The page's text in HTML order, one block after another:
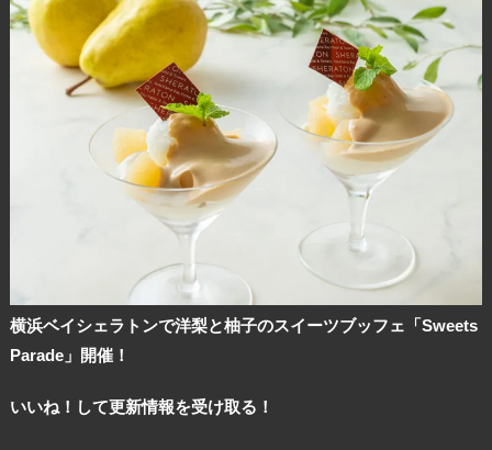
横浜ベイシェラトンで洋梨と柚子のスイーツブッフェ「Sweets
Parade」開催！
いいね！して更新情報を受け取る！